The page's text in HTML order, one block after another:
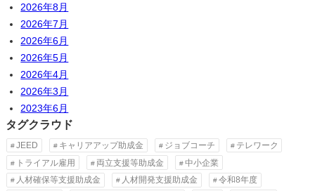
2026年8月
2026年7月
2026年6月
2026年5月
2026年4月
2026年3月
2023年6月
タグクラウド
JEED キャリアアップ助成金 ジョブコーチ
テレワーク
トライアル雇用
両立支援等助成金
中小企業
人材確保等支援助成金
人材開発支援助成金
令和8年度